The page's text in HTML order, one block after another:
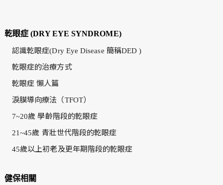
乾眼症 (DRY EYE SYNDROME)
認識乾眼症(Dry Eye Disease 簡稱DED )
乾眼症的治療方式
乾眼症 懶人篇
淚膜導向療法（TFOT）
7~20歲 學齡階段的乾眼症
21~45歲 青壯世代階段的乾眼症
45歲以上初老及更年期階段的乾眼症
健保相關